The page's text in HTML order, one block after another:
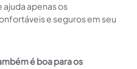
ajuda apenas os
e seguros em seu
é boa para os